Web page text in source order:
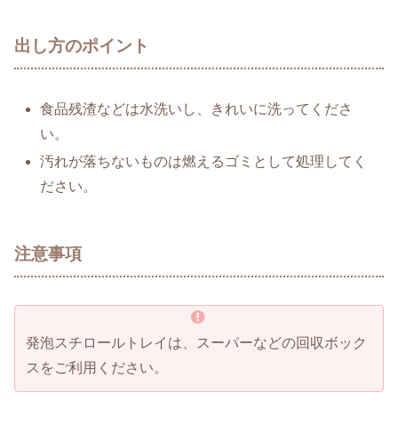
出し方のポイント
食品残渣などは水洗いし、きれいに洗ってくださ
い。
汚れが落ちないものは燃えるゴミとして処理してく
ださい。
注意事項
発泡スチロールトレイは、スーパーなどの回収ボック
スをご利用ください。